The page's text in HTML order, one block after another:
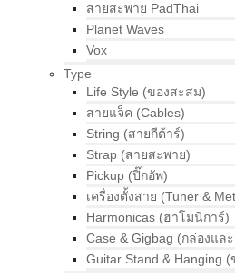
สายสะพาย PadThai
Planet Waves
Vox
Type
Life Style (ของสะสม)
สายแจ็ค (Cables)
String (สายกีต้าร์)
Strap (สายสะพาย)
Pickup (ปิ๊กอัพ)
เครื่องตั้งสาย (Tuner &
Harmonicas (ฮาโมนิการ์)
Case & Gigbag (กล่องแล
Guitar Stand & Hanging